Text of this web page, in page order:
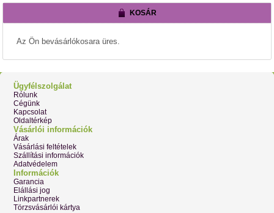
KOSÁR
Az Ön bevásárlókosara üres.
Ügyfélszolgálat
Rólunk
Cégünk
Kapcsolat
Oldaltérkép
Vásárlói információk
Árak
Vásárlási feltételek
Szállítási információk
Adatvédelem
Információk
Garancia
Elállási jog
Linkpartnerek
Törzsvásárlói kártya